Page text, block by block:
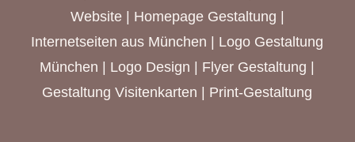
Website | Homepage Gestaltung |
Internetseiten aus München | Logo Gestaltung
München | Logo Design | Flyer Gestaltung |
Gestaltung Visitenkarten | Print-Gestaltung